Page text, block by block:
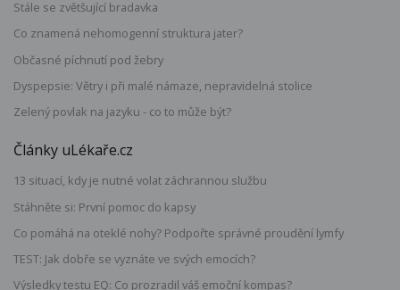
Stále se zvětšující bradavka
Co znamená nehomogenní struktura jater?
Občasné píchnutí pod žebry
Dyspepsie: Větry i při malé námaze, nepravidelná stolice
Zelený povlak na jazyku - co to může být?
Články uLékaře.cz
13 situací, kdy je nutné volat záchrannou službu
Stáhněte si: První pomoc do kapsy
Co pomáhá na oteklé nohy? Podpořte správné proudění lymfy
TEST: Jak dobře se vyznáte ve svých emocích?
Výsledky testu EQ: Co prozradil váš emoční kompas?